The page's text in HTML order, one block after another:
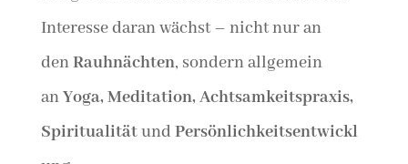
Interesse daran wächst – nicht nur an
denRauhnächten, sondern allgemein
anYoga, Meditation, Achtsamkeitspraxis,
Spiritualitätund Persönlichkeitsentwickl